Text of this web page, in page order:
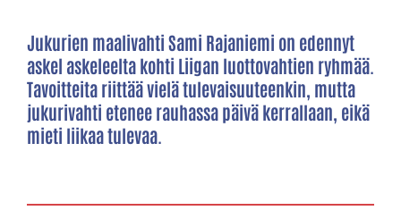
Jukurien maalivahti Sami Rajaniemi on edennyt
askel askeleelta kohti Liigan luottovahtien ryhmää.
Tavoitteita riittää vielä tulevaisuuteenkin, mutta
jukurivahti etenee rauhassa päivä kerrallaan, eikä
mieti liikaa tulevaa.